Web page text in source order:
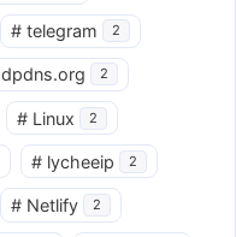
# telegram 2
dpdns.org 2
# Linux 2
# lycheeip 2
# Netlify 2